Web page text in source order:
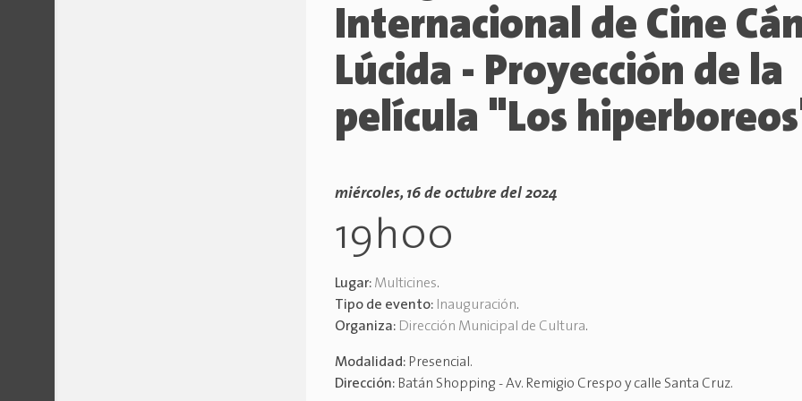
Internacional de Cine
Lúcida - Proyección de la
película "Los
miércoles, 16 de octubre del 2024
19h00
Lugar: Multicines.
Tipo de evento: Inauguración.
Organiza: Dirección Municipal de Cultura.
Modalidad: Presencial.
Dirección: Batán Shopping - Av. Remigio Crespo y calle Santa Cruz.